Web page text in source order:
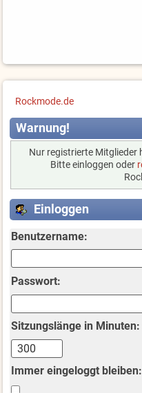
Rockmode.de
Warnung!
Nur registrierte Mitglieder
Bitte einloggen oder
Einloggen
Benutzername:
Passwort:
Sitzungslänge in Minuten:
Immer eingeloggt bleiben: